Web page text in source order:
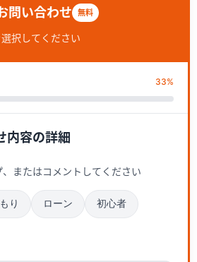
問い合わせ 無料
択してください
33%
内容の詳細
またはコメントしてください
り ローン 初心者